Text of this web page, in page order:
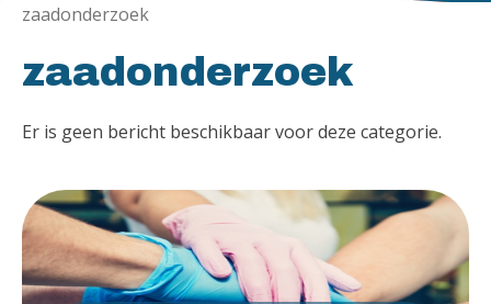
zaadonderzoek
zaadonderzoek
Er is geen bericht beschikbaar voor deze categorie.